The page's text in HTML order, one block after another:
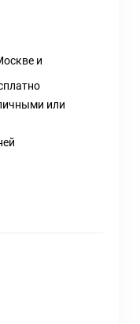
и
или